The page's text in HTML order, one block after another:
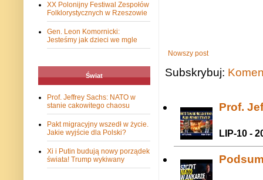
Nowszy post
Subskrybuj:
Prof.
LIP-10 -
XX Polonijny Festiwal Zespołów
Folklorystycznych w Rzeszowie
Gen. Leon Komornicki:
Jesteśmy jak dzieci we mgle
Świat
Prof. Jeffrey Sachs: NATO w
stanie cakowitego chaosu
Pakt migracyjny wszedł w życie.
Jakie wyjście dla Polski?
Xi i Putin budują nowy porządek
świata! Trump wykiwany